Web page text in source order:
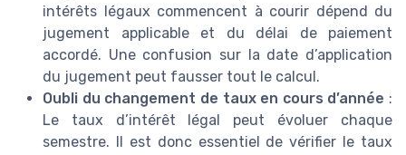
intérêts légaux commencent à courir dépend du
jugement applicable et du délai de paiement
accordé. Une confusion sur la date d’application
du jugement peut fausser tout le calcul.
Oubli du changement de taux en cours d’année :
Le taux d’intérêt légal peut évoluer chaque
semestre. Il est donc essentiel de vérifier le taux